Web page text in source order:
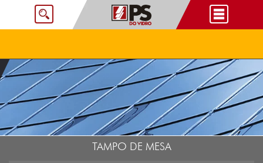
TAMPO DE MESA